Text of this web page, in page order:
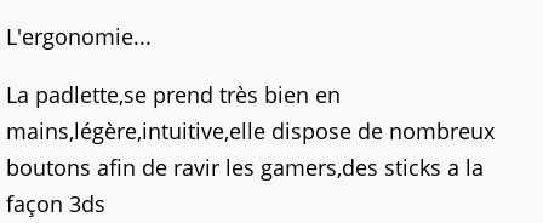
L'ergonomie...
La padlette,se prend très bien en
mains,légère,intuitive,elle dispose de nombreux
boutons afin de ravir les gamers,des sticks a la
façon 3ds